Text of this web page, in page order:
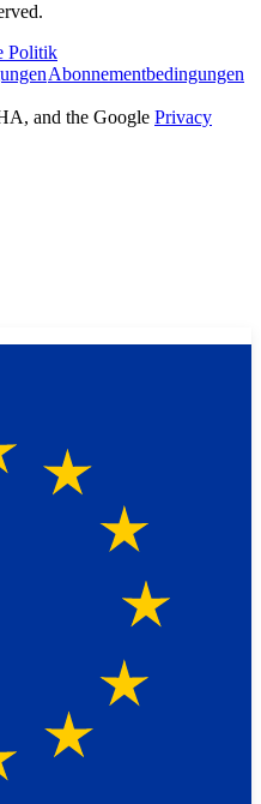
Politik
Abonnementbedingungen
and the Google Privacy